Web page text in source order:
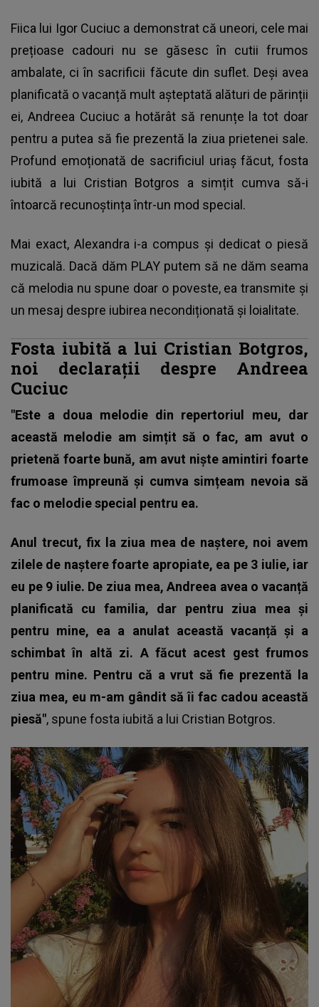
Fiica lui Igor Cuciuc a demonstrat că uneori, cele mai
prețioase cadouri nu se găsesc în cutii frumos
ambalate, ci în sacrificii făcute din suflet. Deși avea
planificată o vacanță mult așteptată alături de părinții
ei, Andreea Cuciuc a hotărât să renunțe la tot doar
pentru a putea să fie prezentă la ziua prietenei sale.
Profund emoționată de sacrificiul uriaș făcut, fosta
iubită a lui Cristian Botgros a simțit cumva să-i
întoarcă recunoștința într-un mod special.
Mai exact, Alexandra i-a compus și dedicat o piesă
muzicală. Dacă dăm PLAY putem să ne dăm seama
că melodia nu spune doar o poveste, ea transmite și
un mesaj despre iubirea necondiționată și loialitate.
Fosta iubită a lui Cristian Botgros,
noi declarații despre Andreea
Cuciuc
"Este a doua melodie din repertoriul meu, dar
această melodie am simțit să o fac, am avut o
prietenă foarte bună, am avut niște amintiri foarte
frumoase împreună și cumva simțeam nevoia să
fac o melodie special pentru ea.
Anul trecut, fix la ziua mea de naștere, noi avem
zilele de naștere foarte apropiate, ea pe 3 iulie, iar
eu pe 9 iulie. De ziua mea, Andreea avea o vacanță
planificată cu familia, dar pentru ziua mea și
pentru mine, ea a anulat această vacanță și a
schimbat în altă zi. A făcut acest gest frumos
pentru mine. Pentru că a vrut să fie prezentă la
ziua mea, eu m-am gândit să îi fac cadou această
piesă", spune fosta iubită a lui Cristian Botgros.